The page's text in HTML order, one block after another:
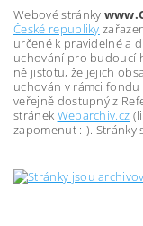
Webové stránky
České republiky
určené k pravidelné a
uchování pro budoucí
ně jistotu, že jejich
uchován v rámci
veřejně dostupný z
stránek Webarchiv.cz
zapomenut :-).